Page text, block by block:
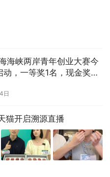
海峡两岸青年创业大赛今
动，一等奖1名，现金奖励
日
猫开启溯源直播